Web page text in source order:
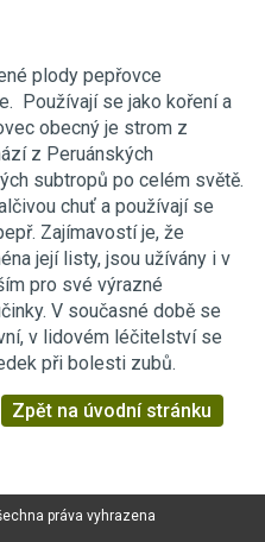
plody pepřovce
Používají se jako koření a
obecný je strom z
z Peruánských
subtropů po celém světě.
chuť a používají se
Zajímavostí je, že
její listy, jsou užívány i v
pro své výrazné
V současné době se
v lidovém léčitelství se
při bolesti zubů.
Zpět na úvodní stránku
práva vyhrazena